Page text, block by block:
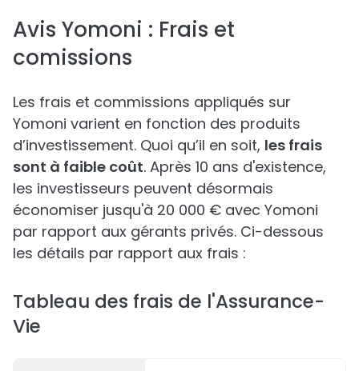
Avis Yomoni : Frais et
comissions
Les frais et commissions appliqués sur
Yomoni varient en fonction des produits
d’investissement. Quoi qu’il en soit, les frais
sont à faible coût. Après 10 ans d'existence,
les investisseurs peuvent désormais
économiser jusqu'à 20 000 € avec Yomoni
par rapport aux gérants privés. Ci-dessous
les détails par rapport aux frais :
Tableau des frais de l'Assurance-
Vie